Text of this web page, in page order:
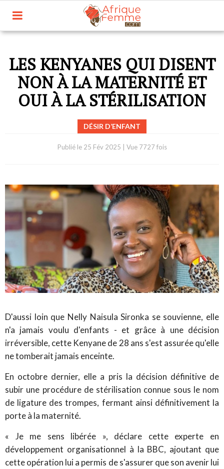
LES KENYANES QUI DISENT
NON À LA MATERNITÉ ET
OUI À LA STÉRILISATION
DÉSIR D’ENFANT
Publié le 25 Fév 2025 Vue 7727 fois
D'aussi loin que Nelly Naisula Sironka se souvienne, elle
n'a jamais voulu d'enfants - et grâce à une décision
irréversible, cette Kenyane de 28 ans s'est assurée qu'elle
ne tomberait jamais enceinte.
En octobre dernier, elle a pris la décision définitive de
subir une procédure de stérilisation connue sous le nom
de ligature des trompes, fermant ainsi définitivement la
porte à la maternité.
« Je me sens libérée », déclare cette experte en
développement organisationnel à la BBC, ajoutant que
cette opération lui a permis de s'assurer que son avenir lui